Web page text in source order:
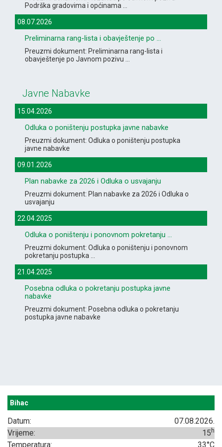
Podrška gradovima i općinama ...
08.07.2026
Preliminarna rang-lista i obavještenje po ...
Preuzmi dokument: Preliminarna rang-lista i
obavještenje po Javnom pozivu ...
Javne Nabavke
15.04.2026
Odluka o poništenju postupka javne nabavke
Preuzmi dokument: Odluka o poništenju postupka
javne nabavke
09.01.2026
Plan nabavke za 2026 i Odluka o usvajanju
Preuzmi dokument: Plan nabavke za 2026 i Odluka o
usvajanju
22.04.2025
Odluka o poništenju i ponovnom pokretanju ...
Preuzmi dokument: Odluka o poništenju i ponovnom
pokretanju postupka ...
21.04.2025
Posebna odluka o pokretanju postupka javne
nabavke
Preuzmi dokument: Posebna odluka o pokretanju
postupka javne nabavke
Bihac
Datum:
07.08.2026.
Vrijeme:
15 h
Temperatura: 33°C